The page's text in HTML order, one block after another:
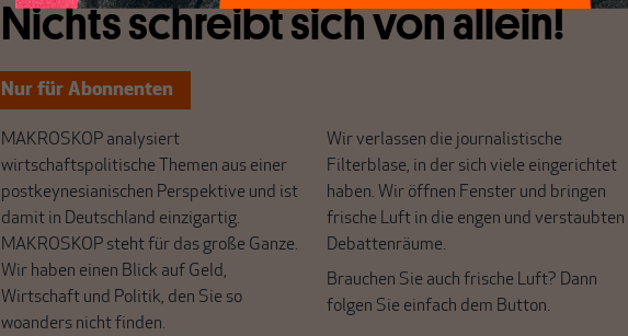
Nichts schreibt sich von allein!
Nur für Abonnenten
MAKROSKOP analysiert
wirtschaftspolitische Themen aus einer
postkeynesianischen Perspektive und ist
damit in Deutschland einzigartig.
MAKROSKOP steht für das große Ganze.
Wir haben einen Blick auf Geld,
Wirtschaft und Politik, den Sie so
woanders nicht finden.
Wir verlassen die journalistische
Filterblase, in der sich viele eingerichtet
haben. Wir öffnen Fenster und bringen
frische Luft in die engen und verstaubten
Debattenräume.
Brauchen Sie auch frische Luft? Dann
folgen Sie einfach dem Button.